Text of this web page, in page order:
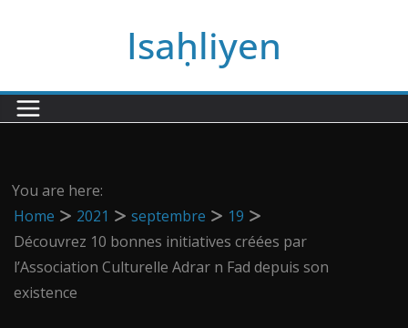
Isaḥliyen
You are here:
Home
2021 septembre
19
Découvrez 10 bonnes initiatives créées par
l’Association Culturelle Adrar n Fad depuis son
existence